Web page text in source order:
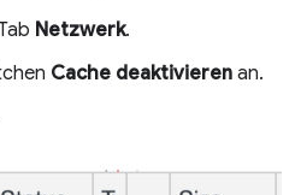
Netzwerk.
Cache deaktivieren an.